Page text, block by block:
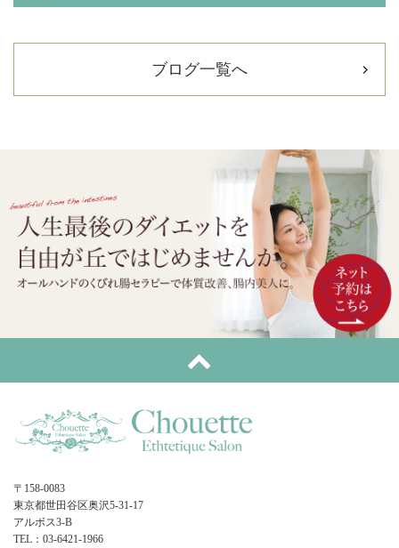
ブログ一覧へ
〒158-0083
東京都世田谷区奥沢5-31-17
アルボス3-B
TEL：03-6421-1966